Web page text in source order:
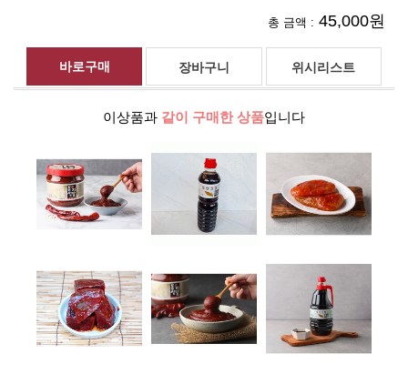
총 금액 : 45,000원
위시리스트
이상품과 같이 구매한 상품입니다